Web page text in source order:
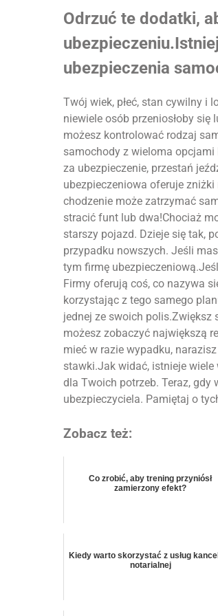
Odrzuć te dodatki,
ubezpieczenia
Twój wiek, płeć, stan cywilny i
niewiele osób przeniosłoby się
możesz kontrolować rodzaj
samochody z wieloma
za ubezpieczenie, przestań
ubezpieczeniowa oferuje
chodzenie może zatrzymać
stracić funt lub dwa!Chociaż
starszy pojazd. Dzieje się tak,
przypadku nowszych. Jeśli
tym firmę
Firmy oferują coś, co nazywa
korzystając z tego samego
jednej ze swoich polis.Zwiększ
możesz zobaczyć największą
mieć w razie wypadku,
stawki.Jak widać, istnieje
dla Twoich potrzeb. Teraz, gdy
ubezpieczyciela. Pamiętaj o
Zobacz też:
Co zrobić, aby trening przyniósł
zamierzony efekt?
Kiedy warto skorzystać z usług
notarialnej